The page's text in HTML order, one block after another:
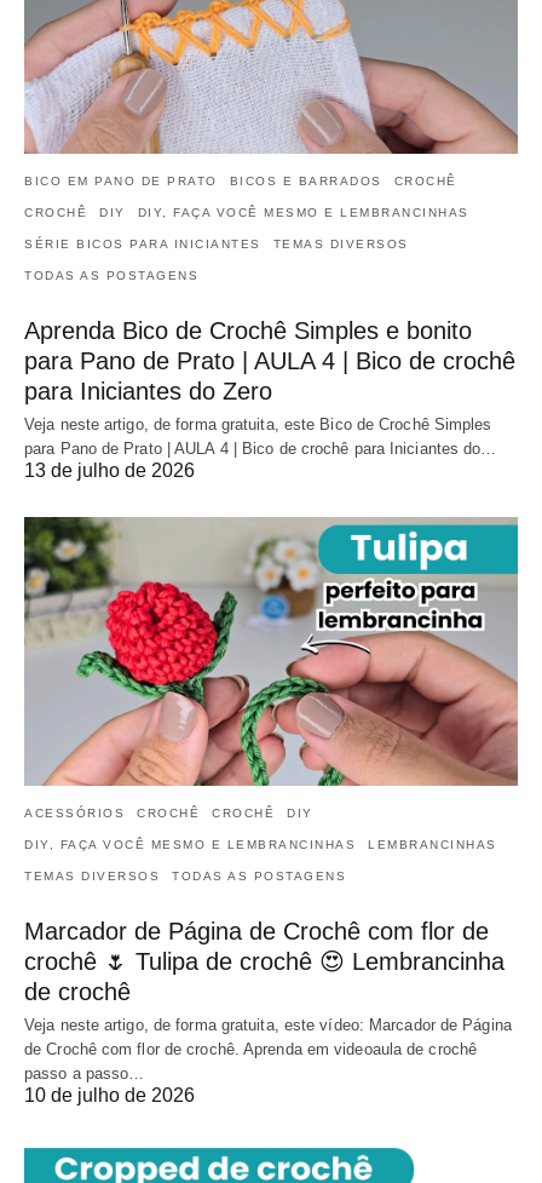
BICO EM PANO DE PRATO BICOS E BARRADOS CROCHÊ
CROCHÊ DIY DIY, FAÇA VOCÊ MESMO E LEMBRANCINHAS
SÉRIE BICOS PARA INICIANTES TEMAS DIVERSOS
TODAS AS POSTAGENS
Aprenda Bico de Crochê Simples e bonito
para Pano de Prato | AULA 4 | Bico de crochê
para Iniciantes do Zero
Veja neste artigo, de forma gratuita, este Bico de Crochê Simples
para Pano de Prato | AULA 4 | Bico de crochê para Iniciantes do…
13 de julho de 2026
ACESSÓRIOS CROCHÊ CROCHÊ DIY
DIY, FAÇA VOCÊ MESMO E LEMBRANCINHAS LEMBRANCINHAS
TEMAS DIVERSOS TODAS AS POSTAGENS
Marcador de Página de Crochê com flor de
crochê 🌷 Tulipa de crochê 😍 Lembrancinha
de crochê
Veja neste artigo, de forma gratuita, este vídeo: Marcador de Página
de Crochê com flor de crochê. Aprenda em videoaula de crochê
passo a passo…
10 de julho de 2026